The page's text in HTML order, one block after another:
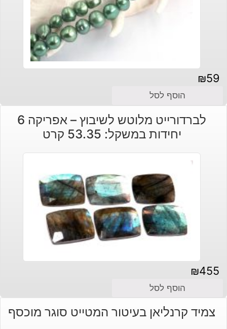
₪59
הוסף לסל
לברדורייט מלוטש לשיבוץ – אפריקה 6
יחידות במשקל: 53.35 קרט
₪455
הוסף לסל
צמיד קרנליאן בעיטור המטייט סוגר מוכסף